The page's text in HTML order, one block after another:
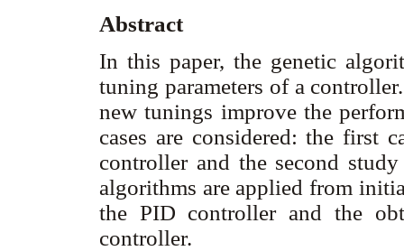
Abstract
In this paper, the genetic
tuning parameters of a
new tunings improve the
cases are considered: the first
controller and the second
algorithms are applied from
the PID controller and the
controller.